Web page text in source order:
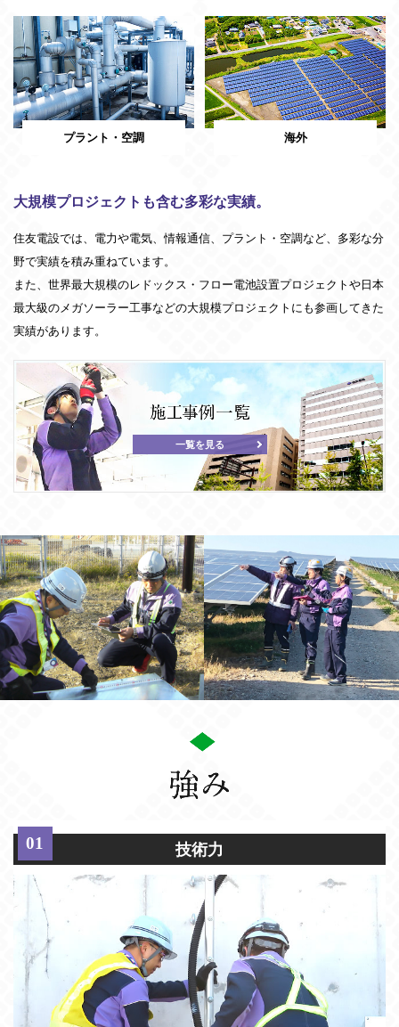
プラント・空調 海外
大規模プロジェクトも含む多彩な実績。
住友電設では、電力や電気、情報通信、プラント・空調など、多彩な分
野で実績を積み重ねています。
また、世界最大規模のレドックス・フロー電池設置プロジェクトや日本
最大級のメガソーラー工事などの大規模プロジェクトにも参画してきた
実績があります。
一覧を見る
技術力